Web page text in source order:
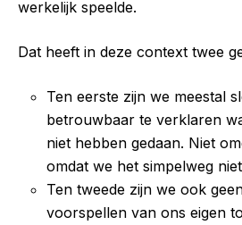
werkelijk speelde.
Dat heeft in deze context twee
Ten eerste zijn we meestal
betrouwbaar te verklaren
niet hebben gedaan. Niet
omdat we het simpelweg
Ten tweede zijn we ook
voorspellen van ons eigen